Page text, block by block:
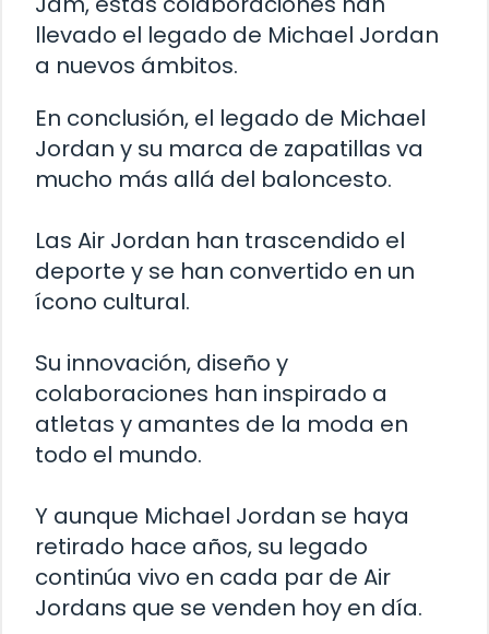
llevado el legado de Michael Jordan
a nuevos ámbitos.
En conclusión, el legado de Michael
Jordan y su marca de zapatillas va
mucho más allá del baloncesto.
Las Air Jordan han trascendido el
deporte y se han convertido en un
ícono cultural.
Su innovación, diseño y
colaboraciones han inspirado a
atletas y amantes de la moda en
todo el mundo.
Y aunque Michael Jordan se haya
retirado hace años, su legado
continúa vivo en cada par de Air
Jordans que se venden hoy en día.